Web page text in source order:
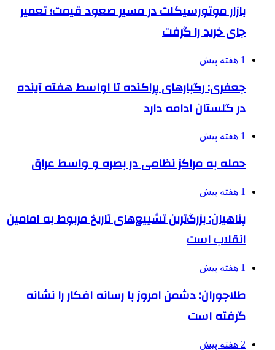
بازار موتورسیکلت در مسیر صعود قیمت؛ تعمیر
جای خرید را گرفت
1 هفته پیش
جعفری: رگبارهای پراکنده تا اواسط هفته آینده
در گلستان ادامه دارد
1 هفته پیش
حمله به مراکز نظامی در بصره و واسط عراق
1 هفته پیش
پناهیان: بزرگ‌ترین تشییع‌های تاریخ مربوط به امامین
انقلاب است
1 هفته پیش
طلاجوران: دشمن امروز با رسانه افکار را نشانه
گرفته است
2 هفته پیش